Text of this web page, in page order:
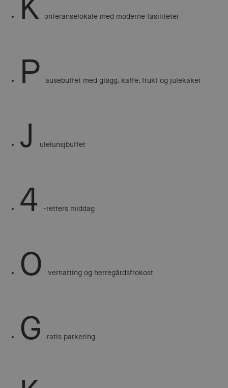
onferanselokale med moderne fasiliteter
P ausebuffet med gløgg, kaffe, frukt og julekaker
J ulelunsjbuffet
4 -retters middag
O vernatting og herregårdsfrokost
G ratis parkering